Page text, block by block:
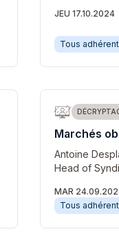
JEU 17.10.2024
Tous
Marchés
Antoine
Head of
MAR
Tous